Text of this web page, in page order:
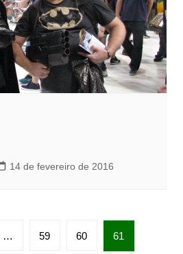
14 de fevereiro de 2016
… 59 60 61